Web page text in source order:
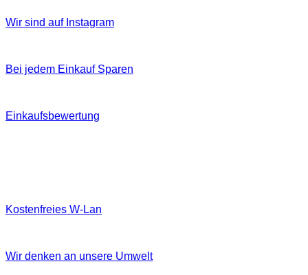
Wir sind auf Instagram
Bei jedem Einkauf Sparen
Einkaufsbewertung
Kostenfreies W‐Lan
Wir denken an unsere Umwelt